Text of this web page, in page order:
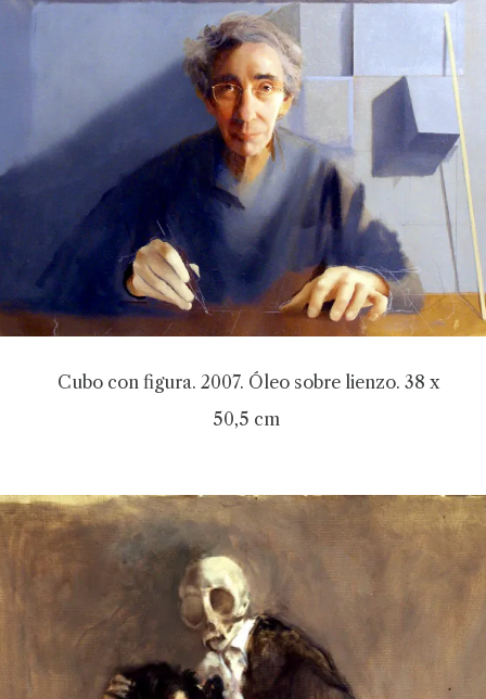
Cubo con figura. 2007. Óleo sobre lienzo. 38 x
50,5 cm